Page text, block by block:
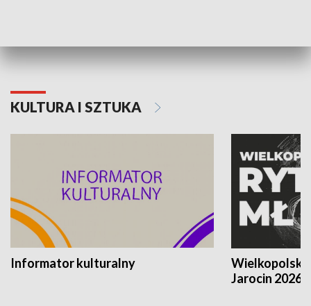
KULTURA I SZTUKA
Informator kulturalny
Jarocin 2026